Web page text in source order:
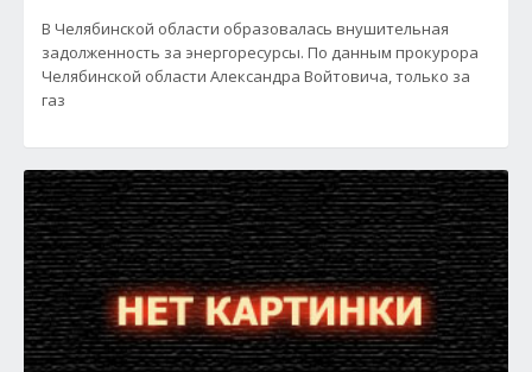
В Челябинской области образовалась внушительная
задолженность за энергоресурсы. По данным прокурора
Челябинской области Александра Войтовича, только за
газ